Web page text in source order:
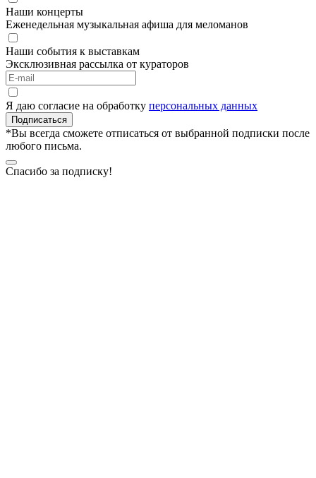
Наши концерты
Еженедельная музыкальная афиша для меломанов
Наши события к выставкам
Эксклюзивная рассылка от кураторов
Я даю согласие на обработку персональных данных
Подписаться
*Вы всегда сможете отписаться от выбранной подписки после
любого письма.
Спасибо за подписку!